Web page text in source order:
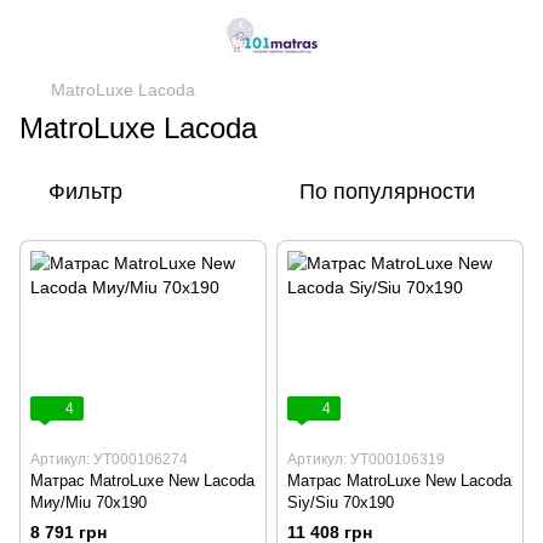
MatroLuxe Lacoda
MatroLuxe Lacoda
Фильтр По популярности
4
Артикул: УТ000106274
Матраc MatroLuxe New Lacoda
Миу/Miu 70х190
8 791 грн
4
Артикул: УТ000106319
Матраc MatroLuxe New Lacoda
Sіу/Siu 70х190
11 408 грн